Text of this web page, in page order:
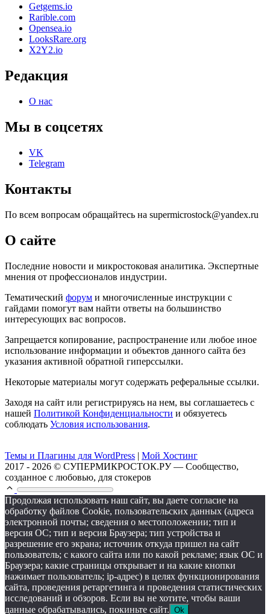
Getgems.io
Rarible.com
Opensea.io
LooksRare.org
X2Y2.io
Редакция
О нас
Мы в соцсетях
VK
Telegram
Контакты
По всем вопросам обращайтесь на supermicrostock@yandex.ru
О сайте
Последние новости и микростоковая аналитика. Экспертные
мнения от профессионалов индустрии.
Тематический форум и многочисленные инструкции с
гайдами помогут вам найти ответы на большинство
интересующих вас вопросов.
Запрещается копирование, распространение или любое иное
использование информации и объектов данного сайта без
указания активной обратной гиперссылки.
Некоторые материалы могут содержать реферальные ссылки.
Заходя на сайт или регистрируясь на нем, вы соглашаетесь с
нашей Политикой Конфиденциальности и обязуетесь
соблюдать Условия использования.
Темы и Плагины для WordPress | Мой Хостинг
2017 - 2026 © СУПЕРМИКРОСТОК.РУ — Сообщество,
созданное с любовью, для стокеров
Продолжая использовать наш сайт, вы даете согласие на
обработку файлов Cookie, пользовательских данных (адреса
электронной почты; сведения о местоположении; тип и
версия ОС; тип и версия Браузера; тип устройства и
разрешение его экрана; источник откуда пришел на сайт
пользователь; с какого сайта или по какой рекламе; язык ОС и
Браузера; какие страницы открывает и на какие кнопки
нажимает пользователь; ip-адрес) в целях функционирования
сайта, проведения ретаргетинга и проведения статистических
исследований и обзоров. Если вы не хотите, чтобы ваши
данные обрабатывались, покиньте сайт. Ok